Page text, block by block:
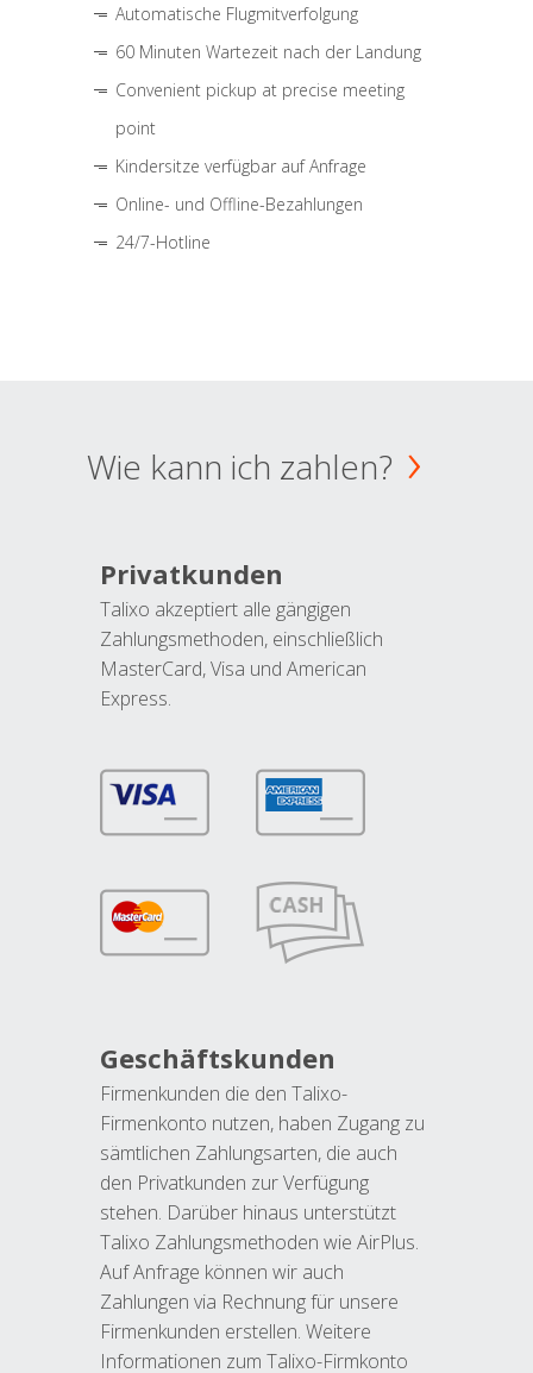
Automatische Flugmitverfolgung
60 Minuten Wartezeit nach der Landung
Convenient pickup at precise meeting
point
Kindersitze verfügbar auf Anfrage
Online- und Offline-Bezahlungen
24/7-Hotline
Wie kann ich zahlen?
Privatkunden
Talixo akzeptiert alle gängigen
Zahlungsmethoden, einschließlich
MasterCard, Visa und American
Express.
Geschäftskunden
Firmenkunden die den Talixo-
Firmenkonto nutzen, haben Zugang zu
sämtlichen Zahlungsarten, die auch
den Privatkunden zur Verfügung
stehen. Darüber hinaus unterstützt
Talixo Zahlungsmethoden wie AirPlus.
Auf Anfrage können wir auch
Zahlungen via Rechnung für unsere
Firmenkunden erstellen. Weitere
Informationen zum Talixo-Firmkonto